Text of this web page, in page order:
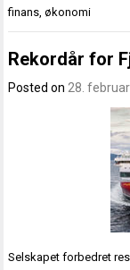
finans ,økonomi
Rekordår for
Posted on28.
Selskapet forbedret